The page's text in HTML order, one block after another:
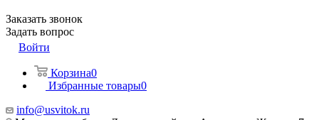
Заказать звонок
Задать вопрос
Войти
Корзина0
Избранные товары0
info@usvitok.ru